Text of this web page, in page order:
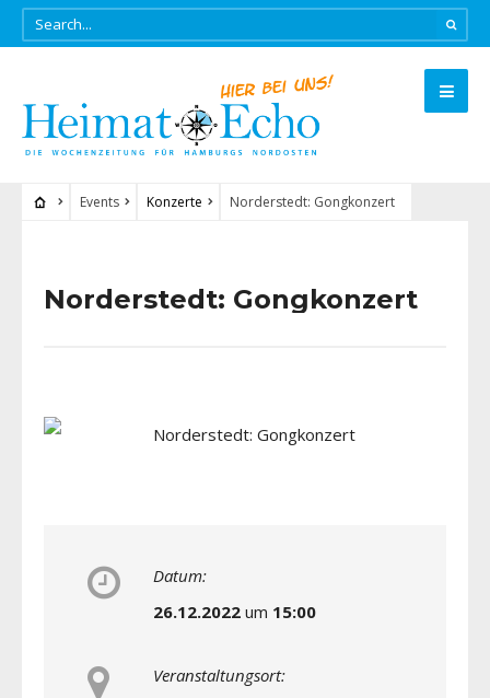
Events Konzerte Norderstedt: Gongkonzert
Norderstedt: Gongkonzert
Datum:
26.12.2022 um 15:00
Veranstaltungsort: